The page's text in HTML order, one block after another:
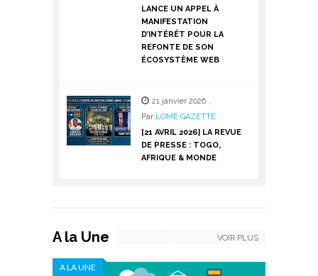
LANCE UN APPEL À
MANIFESTATION
D’INTÉRÊT POUR LA
REFONTE DE SON
ÉCOSYSTÈME WEB
21 janvier 2026 ,
Par LOME GAZETTE
[21 AVRIL 2026] LA REVUE
DE PRESSE : TOGO,
AFRIQUE & MONDE
A la Une
A LA UNE
VOIR PLUS